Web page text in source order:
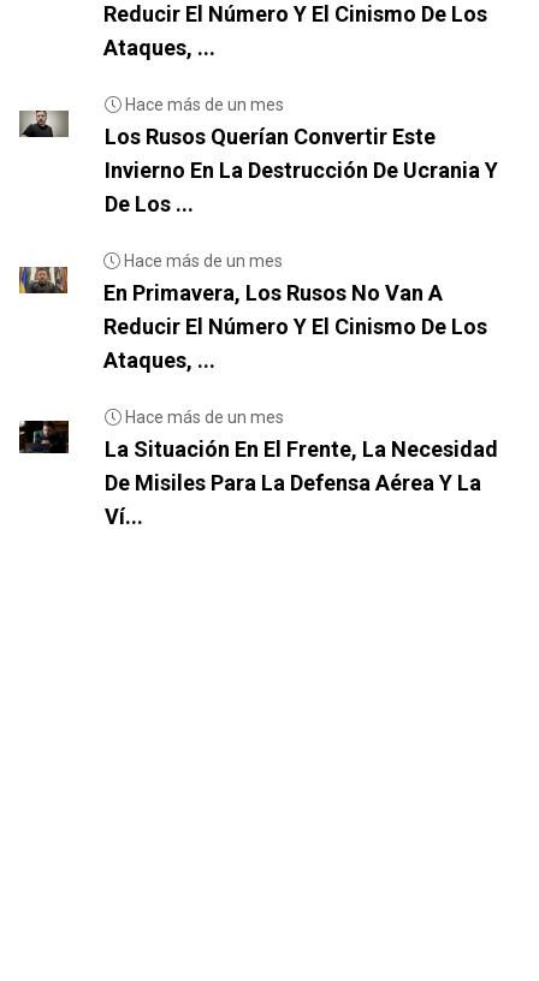
Reducir El Número Y El Cinismo De Los
Ataques, ...
Hace más de un mes
Los Rusos Querían Convertir Este
Invierno En La Destrucción De Ucrania Y
De Los ...
Hace más de un mes
En Primavera, Los Rusos No Van A
Reducir El Número Y El Cinismo De Los
Ataques, ...
Hace más de un mes
La Situación En El Frente, La Necesidad
De Misiles Para La Defensa Aérea Y La
Ví...